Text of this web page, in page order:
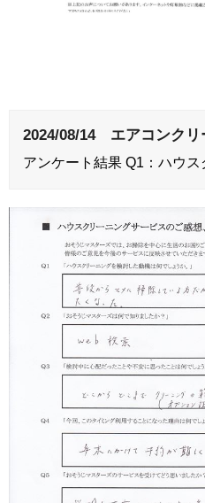
2024/08/14 エアコンク
アンケート結果 Q1：ハウ